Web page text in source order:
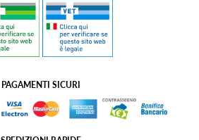
PAGAMENTI SICURI